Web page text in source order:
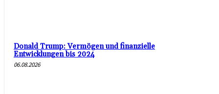
Donald Trump: Vermögen und finanzielle
Entwicklungen bis 2024
06.08.2026